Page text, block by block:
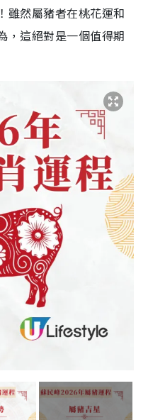
雖然屬豬者在桃花運和
，這絕對是一個值得期